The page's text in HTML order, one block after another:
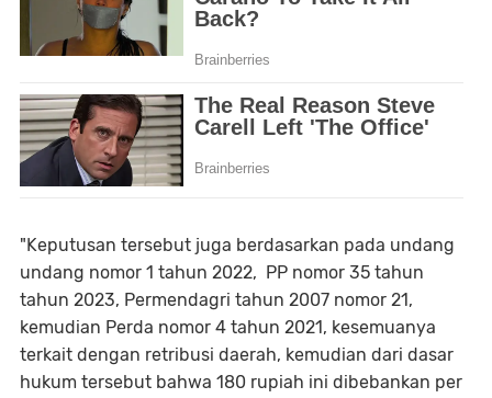
"Keputusan tersebut juga berdasarkan pada undang
undang nomor 1 tahun 2022, PP nomor 35 tahun
tahun 2023, Permendagri tahun 2007 nomor 21,
kemudian Perda nomor 4 tahun 2021, kesemuanya
terkait dengan retribusi daerah, kemudian dari dasar
hukum tersebut bahwa 180 rupiah ini dibebankan per